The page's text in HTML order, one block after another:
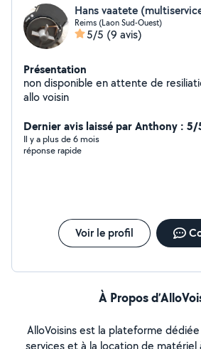
Hans vaatete
Reims (Laon Sud-Ouest)
5/5 (9 avis)
Présentation
non disponible en attente de
allo voisin
Dernier avis laissé par Anthony : 5/
Il y a plus de 6 mois
réponse rapide
Voir le profil
À Propos
AlloVoisins est la plateforme
services et à la location de matériel